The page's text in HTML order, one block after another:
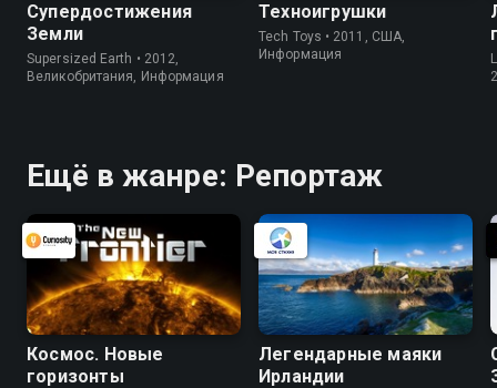
Супердостижения
Земли
Supersized Earth • 2012,
Великобритания, Информация
Техноигрушки
Tech Toys • 2011, США,
Информация
Ещё в жанре: Репортаж
Космос. Новые
горизонты
Легендарные маяки
Ирландии